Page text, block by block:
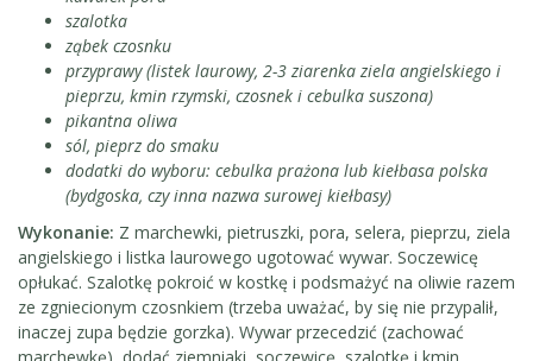
szalotka
ząbek czosnku
przyprawy (listek laurowy, 2-3 ziarenka ziela angielskiego i
pieprzu, kmin rzymski, czosnek i cebulka suszona)
pikantna oliwa
sól, pieprz do smaku
dodatki do wyboru: cebulka prażona lub kiełbasa polska
(bydgoska, czy inna nazwa surowej kiełbasy)
Wykonanie: Z marchewki, pietruszki, pora, selera, pieprzu, ziela
angielskiego i listka laurowego ugotować wywar. Soczewicę
opłukać. Szalotkę pokroić w kostkę i podsmażyć na oliwie razem
ze zgniecionym czosnkiem (trzeba uważać, by się nie przypalił,
inaczej zupa będzie gorzka). Wywar przecedzić (zachować